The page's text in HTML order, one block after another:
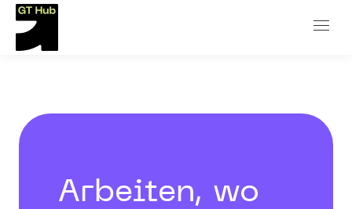
Arbeiten, wo